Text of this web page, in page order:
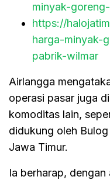
minyak-
https://
harga-minyak-
pabrik-wilmar
Airlangga
operasi pasar juga
komoditas lain,
didukung oleh
Jawa Timur.
Ia berharap,